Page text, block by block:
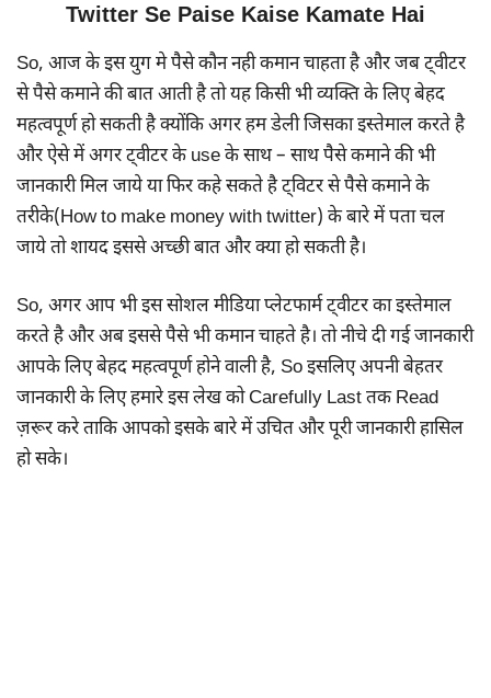
Twitter Se Paise Kaise Kamate Hai
So, आज के इस युग मे पैसे कौन नही कमान चाहता है और जब ट्वीटर
से पैसे कमाने की बात आती है तो यह किसी भी व्यक्ति के लिए बेहद
महत्वपूर्ण हो सकती है क्योंकि अगर हम डेली जिसका इस्तेमाल करते है
और ऐसे में अगर ट्वीटर के use के साथ – साथ पैसे कमाने की भी
जानकारी मिल जाये या फिर कहे सकते है ट्विटर से पैसे कमाने के
तरीके(How to make money with twitter) के बारे में पता चल
जाये तो शायद इससे अच्छी बात और क्या हो सकती है।
So, अगर आप भी इस सोशल मीडिया प्लेटफार्म ट्वीटर का इस्तेमाल
करते है और अब इससे पैसे भी कमान चाहते है। तो नीचे दी गई जानकारी
आपके लिए बेहद महत्वपूर्ण होने वाली है, So इसलिए अपनी बेहतर
जानकारी के लिए हमारे इस लेख को Carefully Last तक Read
ज़रूर करे ताकि आपको इसके बारे में उचित और पूरी जानकारी हासिल
हो सके।